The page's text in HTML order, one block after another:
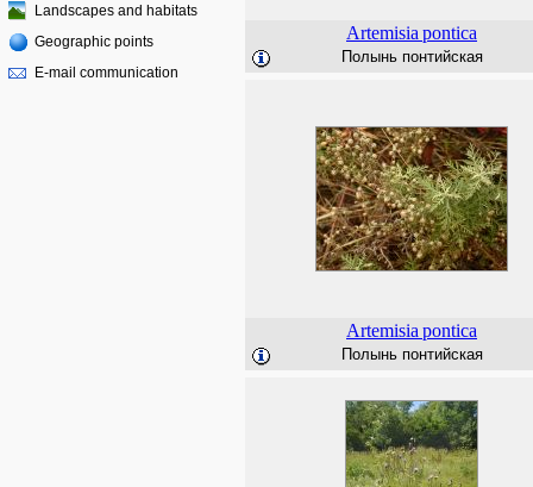
Landscapes and habitats
Geographic points
E-mail communication
Artemisia pontica
Полынь понтийская
Artemisia pontica
Полынь понтийская